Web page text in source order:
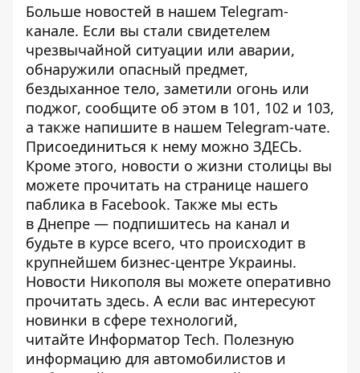
Больше новостей в нашем Telegram-
канале. Если вы стали свидетелем
чрезвычайной ситуации или аварии,
обнаружили опасный предмет,
бездыханное тело, заметили огонь или
поджог, сообщите об этом в 101, 102 и 103,
а также напишите в нашем Telegram-чате.
Присоединиться к нему можно ЗДЕСЬ.
Кроме этого, новости о жизни столицы вы
можете прочитать на странице нашего
паблика в Facebook. Также мы есть
в Днепре — подпишитесь на канал и
будьте в курсе всего, что происходит в
крупнейшем бизнес-центре Украины.
Новости Никополя вы можете оперативно
прочитать здесь. А если вас интересуют
новинки в сфере технологий,
читайте Информатор Tech. Полезную
информацию для автомобилистов и